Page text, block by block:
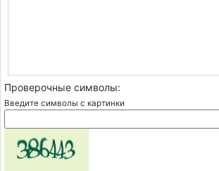
Проверочные символы:
Введите символы с картинки